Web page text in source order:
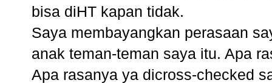
bisa diHT kapan tidak.
Saya membayangkan perasaan
anak teman-teman saya itu. Apa
Apa rasanya ya dicross-checked